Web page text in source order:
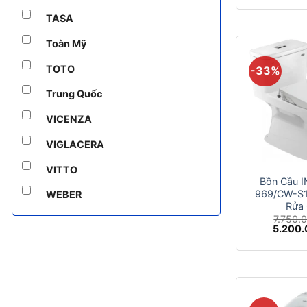
TASA
Toàn Mỹ
TOTO
Trung Quốc
VICENZA
VIGLACERA
VITTO
WEBER
là:
-33%
Bồn Cầu
969/CW-
Rửa
Giá